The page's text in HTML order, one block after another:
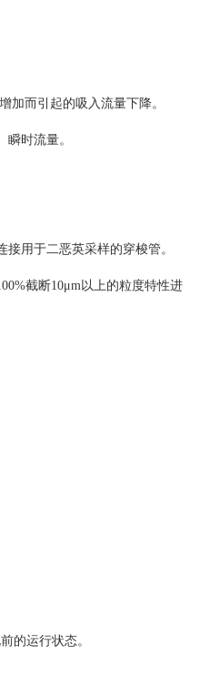
加而引起的吸入流量下降。
瞬时流量。
用于二恶英采样的穿梭管。
截断10μm以上的粒度特性进
的运行状态。